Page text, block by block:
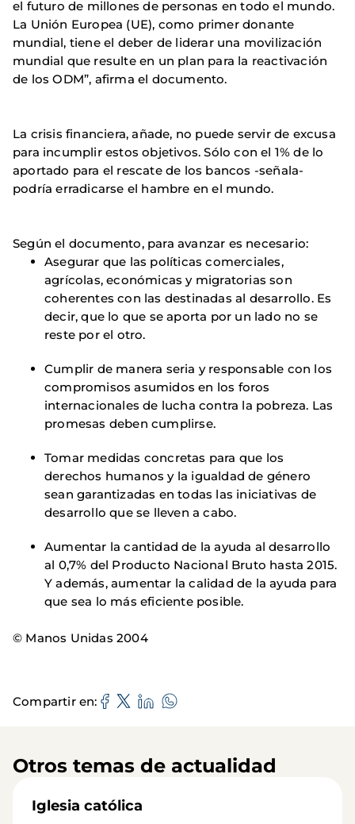
el futuro de millones de personas en todo el mundo.
La Unión Europea (UE), como primer donante
mundial, tiene el deber de liderar una movilización
mundial que resulte en un plan para la reactivación
de los ODM”, afirma el documento.
La crisis financiera, añade, no puede servir de excusa
para incumplir estos objetivos. Sólo con el 1% de lo
aportado para el rescate de los bancos -señala-
podría erradicarse el hambre en el mundo.
Según el documento, para avanzar es necesario:
Asegurar que las políticas comerciales,
agrícolas, económicas y migratorias son
coherentes con las destinadas al desarrollo. Es
decir, que lo que se aporta por un lado no se
reste por el otro.
Cumplir de manera seria y responsable con los
compromisos asumidos en los foros
internacionales de lucha contra la pobreza. Las
promesas deben cumplirse.
Tomar medidas concretas para que los
derechos humanos y la igualdad de género
sean garantizadas en todas las iniciativas de
desarrollo que se lleven a cabo.
Aumentar la cantidad de la ayuda al desarrollo
al 0,7% del Producto Nacional Bruto hasta 2015.
Y además, aumentar la calidad de la ayuda para
que sea lo más eficiente posible.
© Manos Unidas 2004
Compartir en
Otros temas de actualidad
Iglesia católica